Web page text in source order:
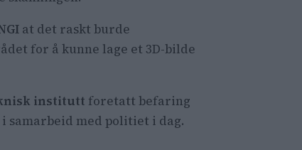
at det raskt burde
for å kunne lage et 3D-bilde
institutt foretatt befaring
samarbeid med politiet i dag.